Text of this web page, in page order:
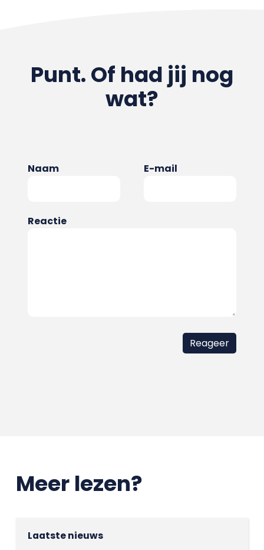
Punt. Of had jij nog
wat?
Naam E-mail
Reactie
Meer lezen?
Laatste nieuws